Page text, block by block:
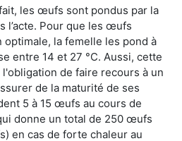
les œufs sont pondus par la
l’acte. Pour que les œufs
la femelle les pond à
entre 14 et 27 °C. Aussi, cette
de faire recours à un
de la maturité de ses
5 à 15 œufs au cours de
donne un total de 250 œufs
en cas de forte chaleur au